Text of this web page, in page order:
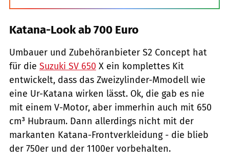
Katana-Look ab 700 Euro
Umbauer und Zubehöranbieter S2 Concept hat
für die Suzuki SV 650 X ein komplettes Kit
entwickelt, dass das Zweizylinder-Mmodell wie
eine Ur-Katana wirken lässt. Ok, die gab es nie
mit einem V-Motor, aber immerhin auch mit 650
cm³ Hubraum. Dann allerdings nicht mit der
markanten Katana-Frontverkleidung - die blieb
der 750er und der 1100er vorbehalten.